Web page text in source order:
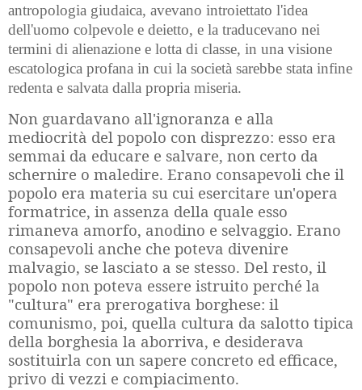
antropologia giudaica, avevano introiettato l'idea
dell'uomo colpevole e deietto, e la traducevano nei
termini di alienazione e lotta di classe, in una visione
escatologica profana in cui la società sarebbe stata infine
redenta e salvata dalla propria miseria.
Non guardavano all'ignoranza e alla
mediocrità del popolo con disprezzo: esso era
semmai da educare e salvare, non certo da
schernire o maledire. Erano consapevoli che il
popolo era materia su cui esercitare un'opera
formatrice, in assenza della quale esso
rimaneva amorfo, anodino e selvaggio. Erano
consapevoli anche che poteva divenire
malvagio, se lasciato a se stesso. Del resto, il
popolo non poteva essere istruito perché la
"cultura" era prerogativa borghese: il
comunismo, poi, quella cultura da salotto tipica
della borghesia la aborriva, e desiderava
sostituirla con un sapere concreto ed efficace,
privo di vezzi e compiacimento.